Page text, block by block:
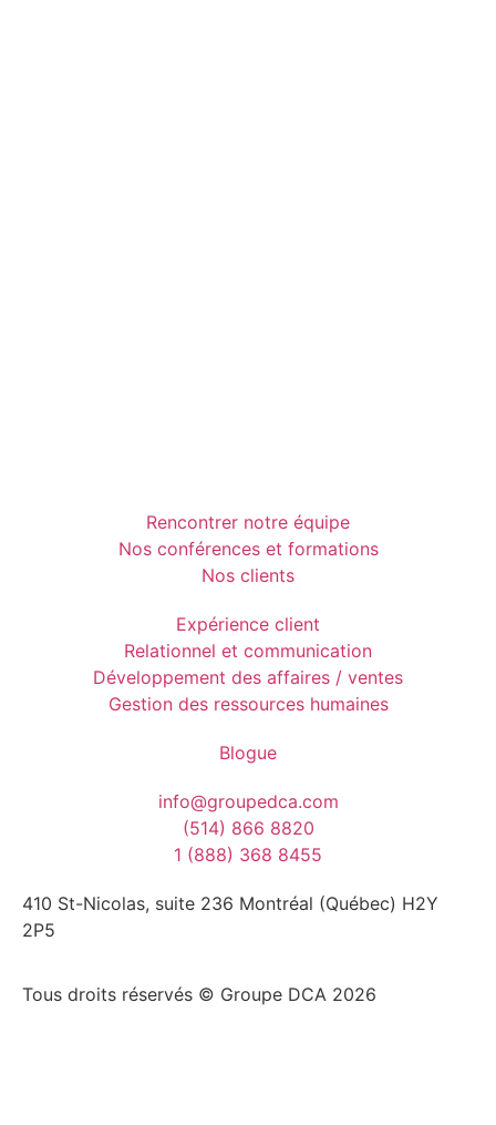
Rencontrer notre équipe
Nos conférences et formations
Nos clients
Expérience client
Relationnel et communication
Développement des affaires / ventes
Gestion des ressources humaines
Blogue
info@groupedca.com
(514) 866 8820
1 (888) 368 8455
410 St-Nicolas, suite 236 Montréal (Québec) H2Y
2P5
Tous droits réservés © Groupe DCA 2026